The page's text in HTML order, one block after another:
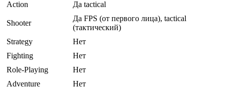
Action
Да tactical
Shooter
Да FPS (от первого лица), tactical
(тактический)
Strategy
Нет
Fighting
Нет
Role-Playing
Нет
Adventure
Нет